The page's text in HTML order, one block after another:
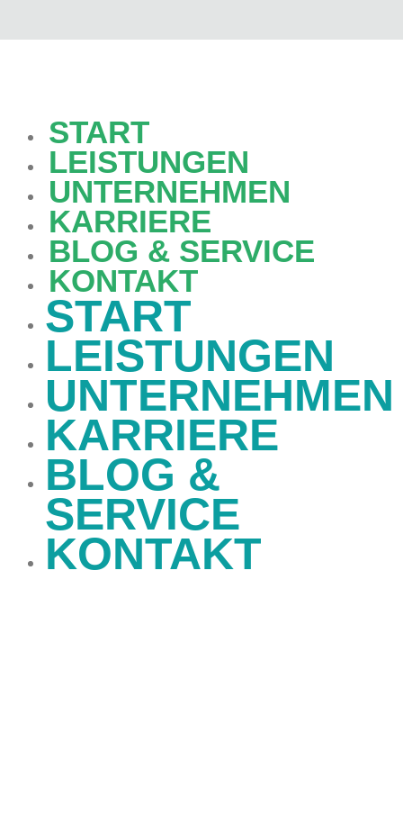
START
LEISTUNGEN
UNTERNEHMEN
KARRIERE
BLOG & SERVICE
KONTAKT
START
LEISTUNGEN
UNTERNEHMEN
KARRIERE
BLOG &
SERVICE
KONTAKT